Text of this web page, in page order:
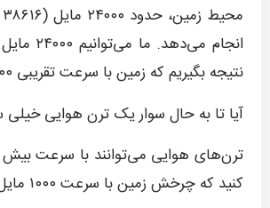
نتیجه بگیریم که زمین با سرعت تقریبی ۱۰۰۰ مایل (۱۶۰۹ کیلومتر) در ساعت می‌چرخد و این خیلی سریع است!
آیا تا به حال سوار یک ترن هوایی خیلی
کنید که چرخش زمین با سرعت ۱۰۰۰ مایل (۱۶۱ کیلومتر) در ساعت چه حسی دارد؟ وای! تصورش سخت است، نه؟